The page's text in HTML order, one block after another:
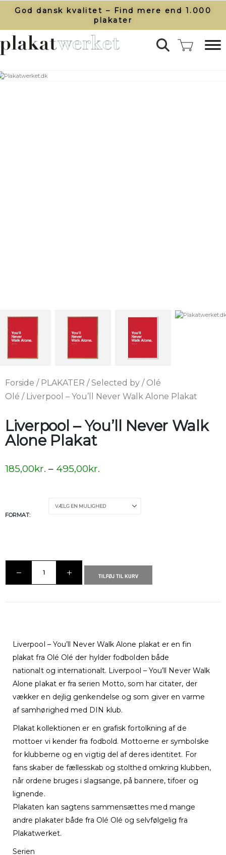
God dansk kvalitet – Find mere end 1.000
plakater​
Forside / PLAKATER /Selected by / Olé
Olé / Liverpool – You’ll Never Walk Alone Plakat
Liverpool – You’ll Never Walk
Alone Plakat
185,00kr. – 495,00kr.
FORMAT
TILFØJ TIL KURV
Liverpool – You’ll Never Walk Alone plakat er en fin
plakat fra Olé Olé der hylder fodbolden både
nationalt og internationalt. Liverpool – You’ll Never Walk
Alone plakat er fra serien Motto, som har citater, der
vækker en dejlig genkendelse og som giver en varme
af samhørighed med DIN klub.
Plakat kollektionen er en grafisk fortolkning af de
mottoer vi kender fra fodbold. Mottoerne er symbolske
for klubberne og en vigtig del af deres identitet. For
fans skaber de fællesskab og stolthed omkring klubben,
når ordene bruges i slagsange, på bannere, tifoer og
lignende.
Plakaten kan sagtens sammensættes med mange
andre plakater både fra Olé Olé og selvfølgelig fra
Plakatwerket.
Serien